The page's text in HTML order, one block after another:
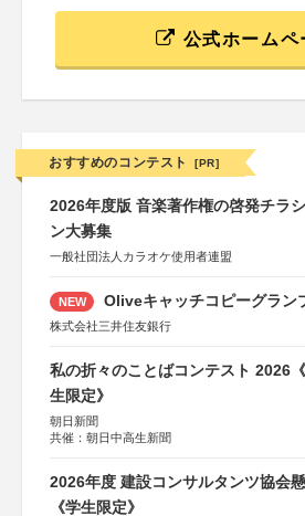
公式ホームペ
おすすめのコンテスト [PR]
2026年度版 音楽著作権の啓発チラ
ン大募集
一般社団法人カラオケ使用者連盟
NEW Oliveキャッチコピーグラン
株式会社三井住友銀行
私の折々のことばコンテスト 2026
生限定》
朝日新聞
共催：朝日中高生新聞
2026年度 建設コンサルタンツ協会
《学生限定》